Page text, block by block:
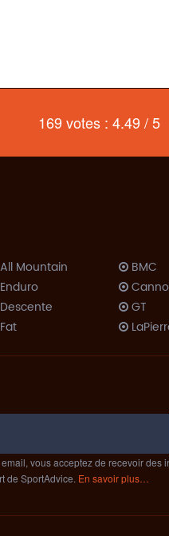
169 votes : 4.49 / 5
Mountain
Cross
Polyvalent
BMC
GT
Trek
vous acceptez de recevoir des
de SportAdvice. En savoir plus…